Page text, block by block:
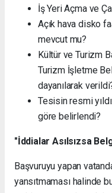
İş Yeri Açma ve
Açık hava disko
mevcut mu?
Kültür ve Turizm
Turizm İşletme
dayanılarak
Tesisin resmi
göre belirlendi?
"İddialar Asılsızsa
Başvuruyu yapan
yansıtmaması halinde